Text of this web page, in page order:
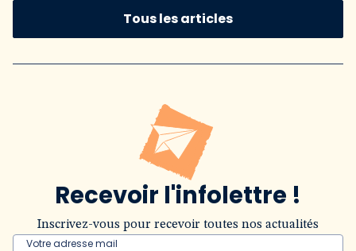
Tous les articles
Recevoir l'infolettre !
Inscrivez-vous pour recevoir toutes nos actualités
Votre adresse mail